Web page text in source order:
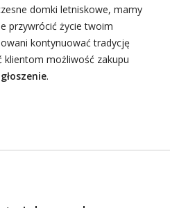
domki letniskowe, mamy
przywrócić życie twoim
kontynuować tradycję
możliwość zakupu
.